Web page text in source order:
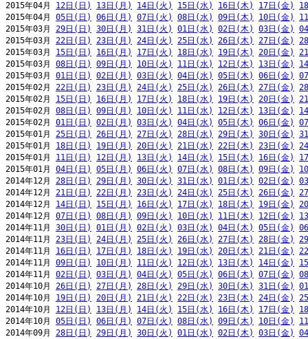
2015年04月 12日(日) 13日(月) 14日(火) 15日(水) 16日(木) 17日(金)
2015年04月 05日(日) 06日(月) 07日(火) 08日(水) 09日(木) 10日(金)
2015年03月 29日(日) 30日(月) 31日(火) 01日(水) 02日(木) 03日(金)
2015年03月 22日(日) 23日(月) 24日(火) 25日(水) 26日(木) 27日(金)
2015年03月 15日(日) 16日(月) 17日(火) 18日(水) 19日(木) 20日(金)
2015年03月 08日(日) 09日(月) 10日(火) 11日(水) 12日(木) 13日(金)
2015年03月 01日(日) 02日(月) 03日(火) 04日(水) 05日(木) 06日(金)
2015年02月 22日(日) 23日(月) 24日(火) 25日(水) 26日(木) 27日(金)
2015年02月 15日(日) 16日(月) 17日(火) 18日(水) 19日(木) 20日(金)
2015年02月 08日(日) 09日(月) 10日(火) 11日(水) 12日(木) 13日(金)
2015年02月 01日(日) 02日(月) 03日(火) 04日(水) 05日(木) 06日(金)
2015年01月 25日(日) 26日(月) 27日(火) 28日(水) 29日(木) 30日(金)
2015年01月 18日(日) 19日(月) 20日(火) 21日(水) 22日(木) 23日(金)
2015年01月 11日(日) 12日(月) 13日(火) 14日(水) 15日(木) 16日(金)
2015年01月 04日(日) 05日(月) 06日(火) 07日(水) 08日(木) 09日(金)
2014年12月 28日(日) 29日(月) 30日(火) 31日(水) 01日(木) 02日(金)
2014年12月 21日(日) 22日(月) 23日(火) 24日(水) 25日(木) 26日(金)
2014年12月 14日(日) 15日(月) 16日(火) 17日(水) 18日(木) 19日(金)
2014年12月 07日(日) 08日(月) 09日(火) 10日(水) 11日(木) 12日(金)
2014年11月 30日(日) 01日(月) 02日(火) 03日(水) 04日(木) 05日(金)
2014年11月 23日(日) 24日(月) 25日(火) 26日(水) 27日(木) 28日(金)
2014年11月 16日(日) 17日(月) 18日(火) 19日(水) 20日(木) 21日(金)
2014年11月 09日(日) 10日(月) 11日(火) 12日(水) 13日(木) 14日(金)
2014年11月 02日(日) 03日(月) 04日(火) 05日(水) 06日(木) 07日(金)
2014年10月 26日(日) 27日(月) 28日(火) 29日(水) 30日(木) 31日(金)
2014年10月 19日(日) 20日(月) 21日(火) 22日(水) 23日(木) 24日(金)
2014年10月 12日(日) 13日(月) 14日(火) 15日(水) 16日(木) 17日(金)
2014年10月 05日(日) 06日(月) 07日(火) 08日(水) 09日(木) 10日(金)
2014年09月 28日(日) 29日(月) 30日(火) 01日(水) 02日(木) 03日(金)